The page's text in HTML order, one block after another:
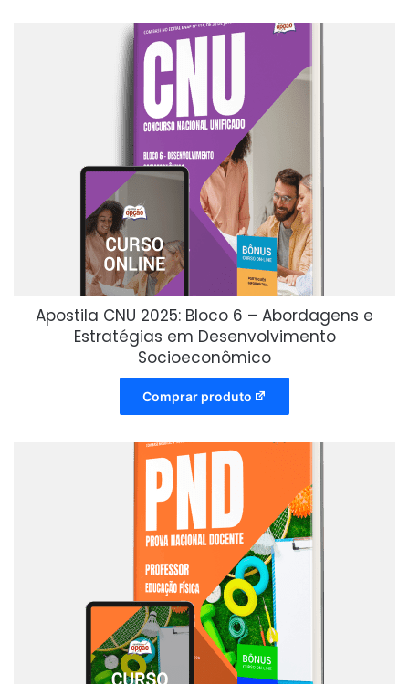
Apostila CNU 2025: Bloco 6 – Abordagens e
Estratégias em Desenvolvimento
Socioeconômico
Comprar produto